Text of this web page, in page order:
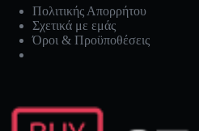
Πολιτικής Απορρήτου
Σχετικά με εμάς
Όροι & Προϋποθέσεις